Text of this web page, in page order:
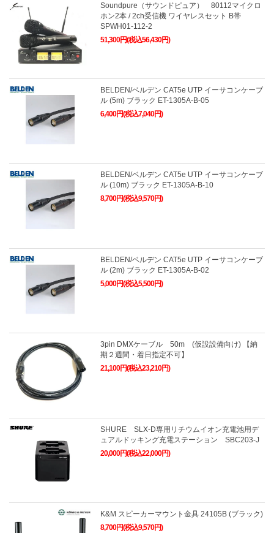
Soundpure（サウンドピュア） 80112マイクロ
ホン2本 / 2ch受信機 ワイヤレスセット B帯
SPWH01-112-2
51,300円(税込56,430円)
BELDEN/ベルデン CAT5e UTP イーサコンケーブ
ル (5m) ブラック ET-1305A-B-05
6,400円(税込7,040円)
BELDEN/ベルデン CAT5e UTP イーサコンケーブ
ル (10m) ブラック ET-1305A-B-10
8,700円(税込9,570円)
BELDEN/ベルデン CAT5e UTP イーサコンケーブ
ル (2m) ブラック ET-1305A-B-02
5,000円(税込5,500円)
3pin DMXケーブル 50m (仮設設備向け) 【納
期２週間・着日指定不可】
21,100円(税込23,210円)
SHURE SLX-D専用リチウムイオン充電池用デ
ュアルドッキング充電ステーション SBC203-J
20,000円(税込22,000円)
K&M スピーカーマウント金具 24105B (ブラック)
8,700円(税込9,570円)